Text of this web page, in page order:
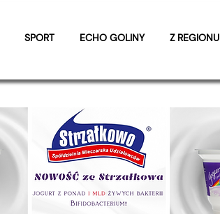
SPORT ECHO GOLINY Z REGIONU